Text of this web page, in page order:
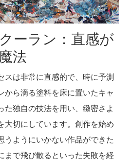
ーラン：直感が
法
スは非常に直感的で、時に予測
から滴る塗料を床に置いたキャ
た独自の技法を用い、緻密さよ
大切にしています。創作を始め
うようにいかない作品ができた
まで飛び散るといった失敗を経